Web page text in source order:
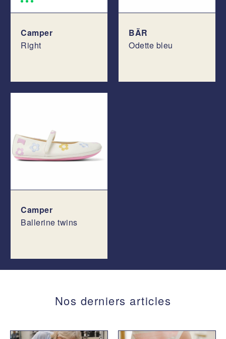
Camper
Right
BÄR
Odette bleu
Camper
Ballerine twins
Nos derniers articles